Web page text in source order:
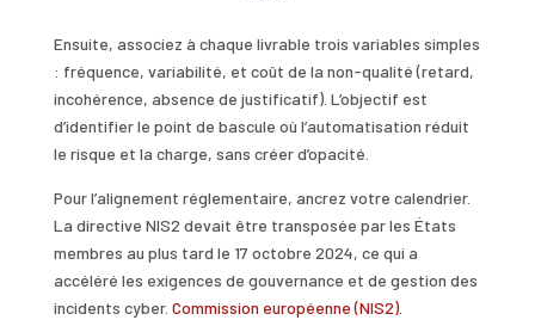
Ensuite, associez à chaque livrable trois variables simples
: fréquence, variabilité, et coût de la non-qualité (retard,
incohérence, absence de justificatif). L’objectif est
d’identifier le point de bascule où l’automatisation réduit
le risque et la charge, sans créer d’opacité.
Pour l’alignement réglementaire, ancrez votre calendrier.
La directive NIS2 devait être transposée par les États
membres au plus tard le 17 octobre 2024, ce qui a
accéléré les exigences de gouvernance et de gestion des
incidents cyber. Commission européenne (NIS2).